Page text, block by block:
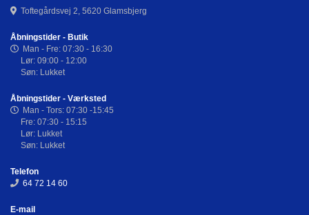
Toftegårdsvej 2, 5620 Glamsbjerg
Åbningstider - Butik
Man - Fre: 07:30 - 16:30
Lør: 09:00 - 12:00
Søn: Lukket
Åbningstider - Værksted
Man - Tors: 07:30 -15:45
Fre: 07:30 - 15:15
Lør: Lukket
Søn: Lukket
Telefon
64 72 14 60
E-mail